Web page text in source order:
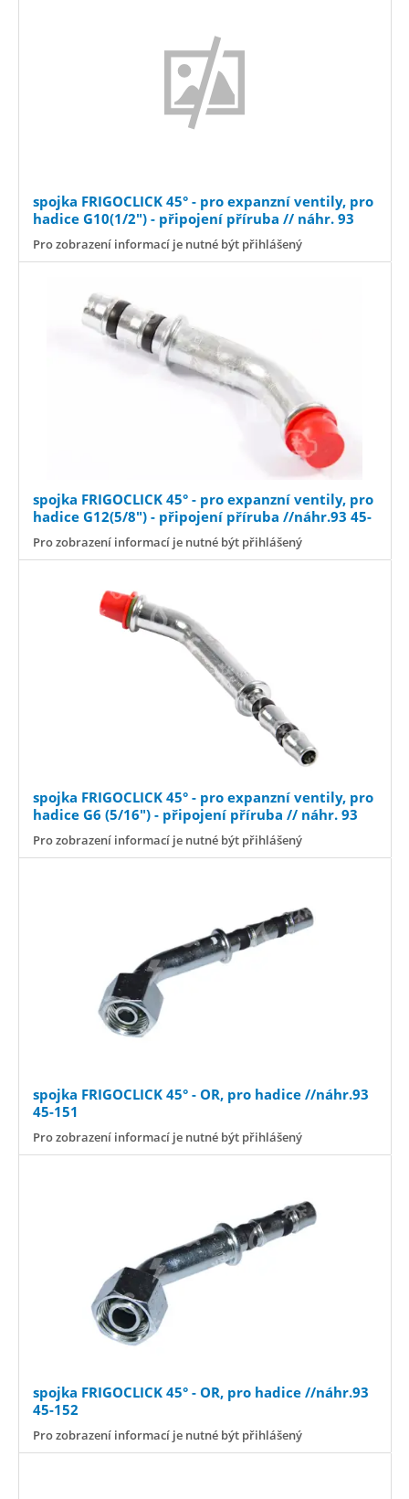
spojka FRIGOCLICK 45° - pro expanzní ventily, pro
hadice G10(1/2") - připojení příruba // náhr. 93
45-320
Pro zobrazení informací je nutné být přihlášený
spojka FRIGOCLICK 45° - pro expanzní ventily, pro
hadice G12(5/8") - připojení příruba //náhr.93 45-
Pro zobrazení informací je nutné být přihlášený
spojka FRIGOCLICK 45° - pro expanzní ventily, pro
hadice G6 (5/16") - připojení příruba // náhr. 93
45-318
Pro zobrazení informací je nutné být přihlášený
spojka FRIGOCLICK 45° - OR, pro hadice //náhr.93
45-151
Pro zobrazení informací je nutné být přihlášený
spojka FRIGOCLICK 45° - OR, pro hadice //náhr.93
45-152
Pro zobrazení informací je nutné být přihlášený